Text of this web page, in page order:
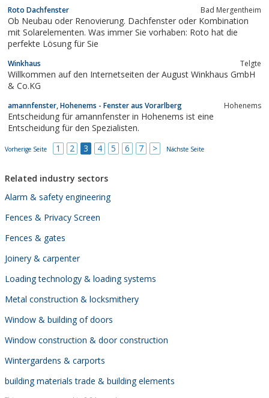
Roto Dachfenster Bad Mergentheim
Ob Neubau oder Renovierung. Dachfenster oder Kombination
mit Solarelementen. Was immer Sie vorhaben: Roto hat die
perfekte Lösung für Sie
Winkhaus Telgte
Willkommen auf den Internetseiten der August Winkhaus GmbH
& Co.KG
amannfenster, Hohenems - Fenster aus Vorarlberg Hohenems
Entscheidung für amannfenster in Hohenems ist eine
Entscheidung für den Spezialisten.
Vorherige Seite 1 2 3 4 5 6 7 > Nächste Seite
Related industry sectors
Alarm & safety engineering
Fences & Privacy Screen
Fences & gates
Joinery & carpenter
Loading technology & loading systems
Metal construction & locksmithery
Window & building of doors
Window construction & door construction
Wintergardens & carports
building materials trade & building elements